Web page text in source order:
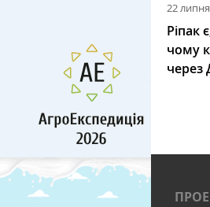
22 липня
Ріпак
чому
через